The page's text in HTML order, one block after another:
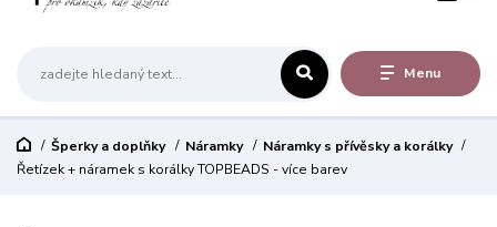
Menu
Šperky a doplňky Náramky
Náramky s přívěsky a korálky
Řetízek + náramek s korálky TOPBEADS - více barev